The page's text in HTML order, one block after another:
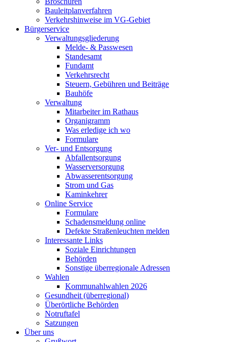
Bauleitplanverfahren
Verkehrshinweise im VG-Gebiet
Bürgerservice
Verwaltungsgliederung
Melde- & Passwesen
Standesamt
Fundamt
Verkehrsrecht
Steuern, Gebühren und Beiträge
Bauhöfe
Verwaltung
Mitarbeiter im Rathaus
Organigramm
Was erledige ich wo
Formulare
Ver- und Entsorgung
Abfallentsorgung
Wasserversorgung
Abwasserentsorgung
Strom und Gas
Kaminkehrer
Online Service
Formulare
Schadensmeldung online
Defekte Straßenleuchten melden
Interessante Links
Soziale Einrichtungen
Behörden
Sonstige überregionale Adressen
Wahlen
Kommunahlwahlen 2026
Gesundheit (überregional)
Überörtliche Behörden
Notruftafel
Satzungen
Über uns